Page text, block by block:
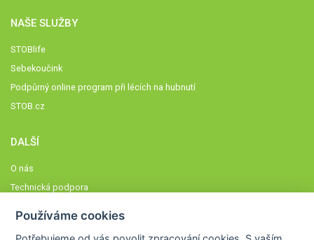
NAŠE SLUŽBY
STOBlife
Sebekoučink
Podpůrný online program při lécích na hubnutí
STOB.cz
DALŠÍ
O nás
Technická podpora
Používáme cookies